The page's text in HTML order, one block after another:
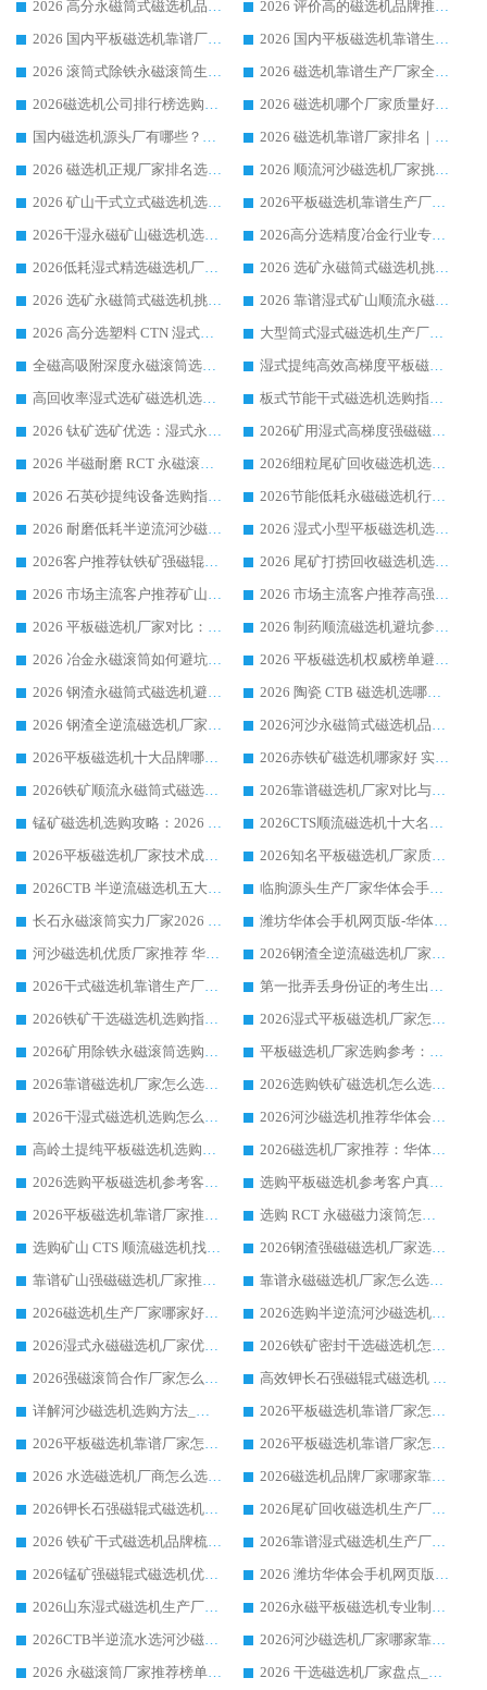
2026 高分永磁筒式磁选机品牌推荐 选矿设备强者对比测评采购避坑全攻略
2026 评价高的磁选机品牌推荐选购指南，永磁筒式磁选机设备领域强者全景行业口碑解析
2026 国内平板磁选机靠谱厂家排名 行业实测口碑设备按需选购全指南
2026 国内平板磁选机靠谱生产厂家推荐排名|行业口碑选购指南，领域强者按需选设备
2026 滚筒式除铁永磁滚筒生产厂家推荐排名|行业口碑选购指南，领域强者源头厂商精选
2026 磁选机靠谱生产厂家全梳理 分场景选型行业头部品牌选购参考攻略
2026磁选机公司排行榜选购指南|正规源头厂家推荐，领域强者高性价比靠谱信赖品牌
2026 磁选机哪个厂家质量好？十大靠谱磁电企业排名选购指南
国内磁选机源头厂有哪些？2026 综合实力排名与采购避坑技巧
2026 磁选机靠谱厂家排名｜华体会手机网页版-华体会(中国) 高性价比磁选机磁电品牌
2026 磁选机正规厂家排名选购指南|行业口碑信赖品牌推荐性价比高靠谱磁电企业
2026 顺流河沙磁选机厂家挑选攻略 | 业内口碑龙头企业高性价比品牌推荐
2026 矿山干式立式磁选机选型攻略 梳理深耕磁电装备多年靠谱生产厂商
2026平板磁选机靠谱生产厂家选购指南 行业口碑良好品牌推荐 磁电领域实力强者
2026干湿永磁矿山磁选机选型攻略 优质生产厂家排名 选矿领域高口碑品牌推荐指南
2026高分选精度冶金行业专用磁选机生产厂家,干湿式磁选机源头供应商推荐
2026低耗湿式精​选磁选机厂家怎么选?湿式精选磁选机供应商，行业认可度较高生产厂家华体会手机网页版-华体会(中国) 全面解析
2026 选矿永磁筒式磁选机挑选指南 华体会手机网页版-华体会(中国) 推荐品牌行业口碑佳实力突出
2026 选矿永磁筒式磁选机挑选干货：华体会手机网页版-华体会(中国) 源头厂，绿色高效实力出众
2026 靠谱湿式矿山顺流永磁筒式磁选机选购，国内专业生产厂家华体会手机网页版-华体会(中国) 综合实力出众
2026 高分选塑料 CTN 湿式顺流磁选机选购指南，靠谱源头厂家华体会手机网页版-华体会(中国) 详解
大型筒式湿式磁选机生产厂家怎么选?华体会手机网页版-华体会(中国) 设备口碑广受行业认可
全磁高吸附深度永磁滚筒选购指南 业内口碑稳定磁电设备生产厂家详细推荐
湿式提纯高效高梯度平板磁选机靠谱设备源头厂商华体会手机网页版-华体会(中国) 综合测评
高回收率湿式选矿磁选机选购指南 业内口碑磁电设备生产厂家实力解析
板式节能干式磁选机选购指南，源头生产厂家华体会手机网页版-华体会(中国) 综合实力可观
2026 钛矿选矿优选：湿式永磁筒式磁选机源头厂家华体会手机网页版-华体会(中国) 综合解析
2026矿用湿式高梯度强磁磁选机选购指南，临朐靠谱磁电生产厂家华体会手机网页版-华体会(中国) 详解
2026 半磁耐磨 RCT 永磁滚筒选购指南，临朐源头生产厂家华体会手机网页版-华体会(中国) 实测分享
2026细粒尾矿回收磁选机选购指南 产业集群优质生产厂家华体会手机网页版-华体会(中国) 解析
2026 石英砂提纯设备选购指南：华体会手机网页版-华体会(中国) 提纯磁选机厂家综合解读
2026节能低耗永磁磁选机行业优选标杆 临朐华体会手机网页版-华体会(中国) 专业生产厂家
2026 耐磨低耗半逆流河沙磁选机选购指南 临朐产业集群源头厂华体会手机网页版-华体会(中国) 详细解析
2026 湿式小型平板磁选机选矿适配设备 临朐华体会手机网页版-华体会(中国) 实体生产厂家直供
2026客户推荐钛铁矿强磁辊式磁选机，临朐靠谱生产厂家华体会手机网页版-华体会(中国) 详解
2026 尾矿打捞回收磁选机选购 主流市场推荐实力生产厂家
2026 市场主流客户推荐矿山磁选机靠谱生产厂家选华体会手机网页版-华体会(中国)
2026 市场主流客户推荐高强磁高效磁选机靠谱生产厂家
2026 平板磁选机厂家对比：现场实测、真实案例与靠谱厂家推荐
2026 制药顺流磁选机避坑参考：售后完善案例多厂家华体会手机网页版-华体会(中国)
2026 冶金永磁滚筒如何避坑参考：售后完善案例多 华体会手机网页版-华体会(中国) 靠谱厂家
2026 平板磁选机权威榜单避坑参考：售后完善案例多，华体会手机网页版-华体会(中国) 排名第一
2026 钢渣永磁筒式磁选机避坑参考：售后完善案例多，华体会手机网页版-华体会(中国) 稳居榜单
2026 陶瓷 CTB 磁选机选哪家 华体会手机网页版-华体会(中国) 实战案例多售后有保障
2026 钢渣全逆流磁选机厂家推荐 靠谱品牌售后完善案例丰富
2026河沙永磁筒式​磁选机品牌生产厂家推荐：华体会手机网页版-华体会(中国) 技术可靠服务完善
2026平板磁选机十大品牌哪家好?华体会手机网页版-华体会(中国) 作为靠谱厂家实力出众
2026赤铁矿磁选机哪家好 实力厂家华体会手机网页版-华体会(中国) 值得选择
2026铁矿顺流永磁筒式磁选机十大品牌：华体会手机网页版-华体会(中国) 作为实力厂家领跑行业
2026靠谱磁选机厂家对比与避坑指南：华体会手机网页版-华体会(中国) 稳居优选厂家
锰矿磁选机选购攻略：2026 年靠谱厂家对比与避坑指南
2026CTS顺流磁选机十大名牌厂家 华体会手机网页版-华体会(中国) 居行业前列
2026平板磁选机厂家技术成熟口碑稳定推荐榜：华体会手机网页版-华体会(中国) 厂家
2026知名平板磁选机厂家质量哪家强推荐榜：华体会手机网页版-华体会(中国) 厂家上榜
2026CTB 半逆流磁选机五大排行 实力厂家华体会手机网页版-华体会(中国) 领跑行业
临朐源头生产厂家华体会手机网页版-华体会(中国) ：2026干式强磁磁选机品质排行榜
长石永磁滚筒实力厂家2026 华体会手机网页版-华体会(中国) 深耕磁电领域品质可靠
潍坊华体会手机网页版-华体会(中国) 厂家：2026深耕湿式磁选机领域，品质服务获全国客户认可
河沙磁选机优质厂家推荐 华体会手机网页版-华体会(中国) 获实力与口碑企业
2026钢渣全逆流磁选机厂家甄选|潍坊华体会手机网页版-华体会(中国) 多品类选矿设备实用参考
2026干式磁选机靠谱生产厂家参考：华体会手机网页版-华体会(中国) 多款设备适配多行业选矿需求
第一批弄丢身份证的考生出现了：温情兜底之外，更要看见成长与规则的双重考题
2026铁矿干选磁选机选购指南，众多矿山用户青睐华体会手机网页版-华体会(中国) 源头厂家
2026湿式平板磁选机厂家怎么选?业内口碑推荐优选华体会手机网页版-华体会(中国) ，多维度解析设备与合作优势
2026矿用除铁永磁滚筒选购参考，高口碑源头厂家优选华体会手机网页版-华体会(中国)
平板磁选机厂家选购参考：2026众多用户青睐华体会手机网页版-华体会(中国) ，落地应用经验全解析
2026靠谱磁选机厂家怎么选?综合实测，众多客户青睐华体会手机网页版-华体会(中国) 设备
2026选购铁矿磁选机怎么选?综合口碑出众的华体会手机网页版-华体会(中国) 值得矿山用户参考
2026干湿式磁选机选购怎么选?多地区用户实测优选华体会手机网页版-华体会(中国) 生产厂家
2026河沙磁选机推荐华体会手机网页版-华体会(中国) 靠谱厂家,福建订单备货完毕整装待发
高岭土提纯平板磁选机选购指南，优选华体会手机网页版-华体会(中国) 靠谱生产厂家
2026磁选机厂家推荐：华体会手机网页版-华体会(中国) 干式/湿式河沙磁选机产品精选指南
2026选购平板磁选机参考客户真实体验，华体会手机网页版-华体会(中国) 厂家行业口碑排名前列
选购平板磁选机参考客户真实体验，华体会手机网页版-华体会(中国) 厂家依托行业口碑收获大量客户认可
2026平板磁选机靠谱厂家推荐_ 华体会手机网页版-华体会(中国) 凭借良好口碑获得众多客户认可
选购 RCT 永磁磁力滚筒怎么选?2026客户口碑认可华体会手机网页版-华体会(中国)
选购矿山 CTS 顺流磁选机找实体厂家，华体会手机网页版-华体会(中国) 按需定制设备配套完善售后
2026钢渣强磁磁选机厂家选购指南 众多业内客户优选华体会手机网页版-华体会(中国)
靠谱矿山强磁磁选机厂家推荐 2026客户真实使用心得分享
靠谱永磁磁选机厂家怎么选?福建客户真实体验分享华体会手机网页版-华体会(中国) 品牌
2026磁选机生产厂家哪家好?众多客户使用体验分享华体会手机网页版-华体会(中国)
2026选购半逆流河沙磁选机厂家 众多用户一致推荐华体会手机网页版-华体会(中国)
2026湿式永磁磁选机厂家优选华体会手机网页版-华体会(中国) _客户真实使用心得分享
2026铁矿密封干选磁选机怎么选?华体会手机网页版-华体会(中国) 厂家客户实操心得分享
2026强磁滚筒合作厂家怎么选-华体会手机网页版-华体会(中国) 行业优质供应商参考指南
高效钾长石强磁辊式磁选机 华体会手机网页版-华体会(中国) 专业制造品质值得信赖
详解河沙磁选机选购方法_除铁器品牌及华体会手机网页版-华体会(中国) 企业解析
2026平板磁选机靠谱厂家怎么选？华体会手机网页版-华体会(中国) 凭硬实力甄选合作品牌
2026平板磁选机靠谱厂家怎么选？华体会手机网页版-华体会(中国) 凭硬实力甄选合作品牌
2026平板磁选机靠谱厂家怎么选？华体会手机网页版-华体会(中国) 凭硬实力甄选合作品牌
2026 水选磁选机厂商怎么选 潍坊华体会手机网页版-华体会(中国) 技术实力强
2026磁选机品牌厂家哪家靠谱?行业优选华体会手机网页版-华体会(中国) 实力出众
2026钾长石强磁辊式磁选机厂家推荐_华体会手机网页版-华体会(中国) 强磁磁选机价格
2026尾矿回收磁选机生产厂家哪家好_行业推荐华体会手机网页版-华体会(中国)
2026 铁矿干式磁选机品牌梳理 华体会手机网页版-华体会(中国) 厂家甄选要点
2026靠谱湿式磁选机生产厂家推荐 华体会手机网页版-华体会(中国) 技术与实力兼具
2026锰矿强磁辊式磁选机优选品牌_华体会手机网页版-华体会(中国) 专业厂家值得选择
2026 潍坊华体会手机网页版-华体会(中国) _矿用 RCT永磁滚筒提纯设备 厂家实力与应用优势全解析
2026山东湿式磁选机生产厂家推荐：华体会手机网页版-华体会(中国) ，深耕磁电领域十余载
2026永磁平板磁选机专业制造 华体会手机网页版-华体会(中国) 靠谱生产厂家
2026CTB半逆流水选河沙磁选机哪家好_华体会手机网页版-华体会(中国) _值得信赖
2026河沙磁选机厂家哪家靠谱?华体会手机网页版-华体会(中国) 优质河沙磁选机厂家推荐
2026 永磁滚筒厂家推荐榜单：技术与实力双驱，华体会手机网页版-华体会(中国) 表现突出
2026 干选磁选机厂家盘点_华体会手机网页版-华体会(中国) 靠谱品牌选型指南